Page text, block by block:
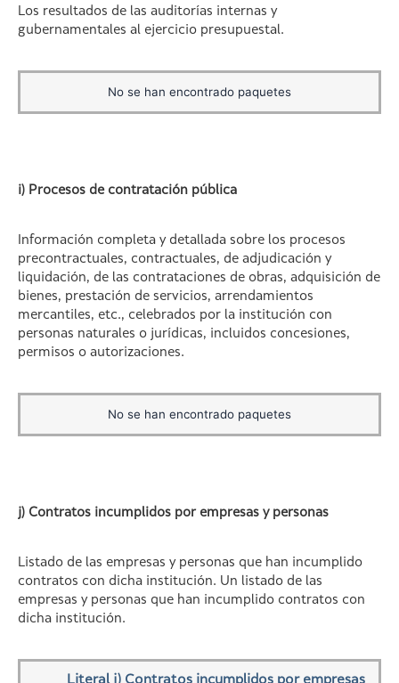
Los resultados de las auditorías internas y
gubernamentales al ejercicio presupuestal.
No se han encontrado paquetes
i) Procesos de contratación pública
Información completa y detallada sobre los procesos
precontractuales, contractuales, de adjudicación y
liquidación, de las contrataciones de obras, adquisición de
bienes, prestación de servicios, arrendamientos
mercantiles, etc., celebrados por la institución con
personas naturales o jurídicas, incluidos concesiones,
permisos o autorizaciones.
No se han encontrado paquetes
j) Contratos incumplidos por empresas y personas
Listado de las empresas y personas que han incumplido
contratos con dicha institución. Un listado de las
empresas y personas que han incumplido contratos con
dicha institución.